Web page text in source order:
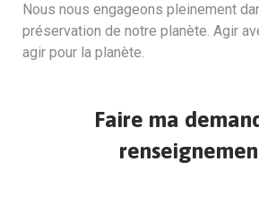
Nous nous engageons pleinement
préservation de notre planète. Agir
agir pour la planète.
Faire ma